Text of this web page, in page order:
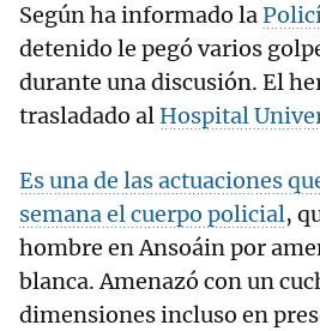
Según ha informado la
detenido le pegó varios
durante una discusión. El
trasladado al Hospital
Es una de las actuaciones
semana el cuerpo policial,
hombre en Ansoáin por
blanca. Amenazó con un
dimensiones incluso en